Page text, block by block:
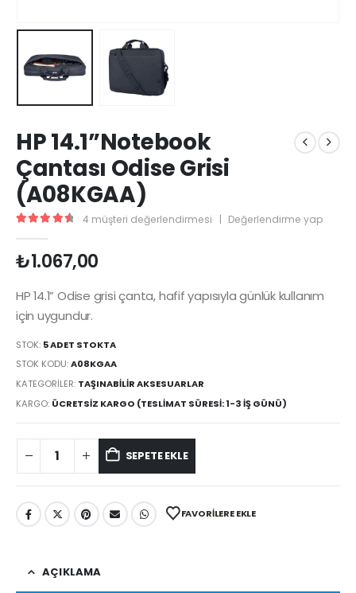
HP 14.1”Notebook
Çantası Odise Grisi
(A08KGAA)
4 müşteri değerlendirmesi | Değerlendirme yap
₺1.067,00
HP 14.1” Odise grisi çanta, hafif yapısıyla günlük kullanım
için uygundur.
STOK: 5 ADET STOKTA
STOK KODU:A08KGAA
KATEGORILER: TAŞINABILIR AKSESUARLAR
KARGO: ÜCRETSIZ KARGO (TESLIMAT SÜRESI: 1-3 İŞ GÜNÜ)
SEPETE EKLE
FAVORILERE EKLE
AÇIKLAMA